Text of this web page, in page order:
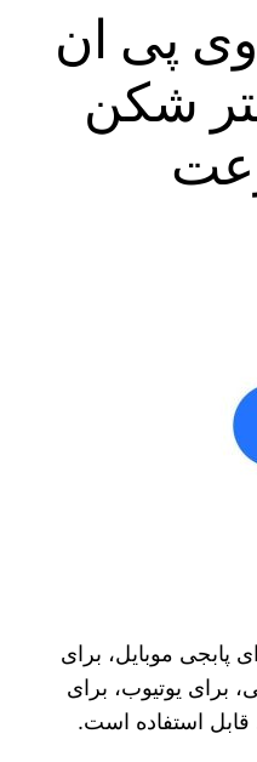
وی پی ان
شکن
پابجی موبایل، برای
برای یوتیوب، برای
قابل استفاده است.